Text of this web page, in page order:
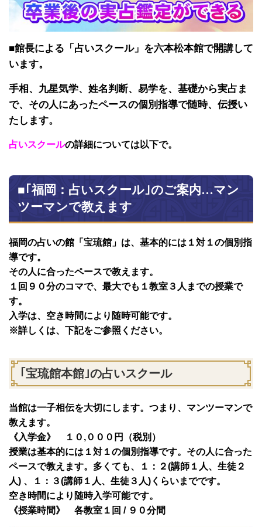
■館長による「占いスクール」を六本松本館で開講して
います。
手相、九星気学、姓名判断、易学を、基礎から実占ま
で、その人にあったペースの個別指導で随時、伝授い
たします。
占いスクールの詳細については以下で。
■｢福岡：占いスクール｣のご案内…マン
ツーマンで教えます
福岡の占いの館「宝琉館」は、基本的には１対１の個別指
導です。
その人に合ったペースで教えます。
１回９０分のコマで、最大でも１教室３人までの授業で
す。
入学は、空き時間により随時可能です。
※詳しくは、下記をご参照ください。
｢宝琉館本館｣の占いスクール
当館は一子相伝を大切にします。つまり、マンツーマンで
教えます。
《入学金》 １０,０００円（税別）
授業は基本的には１対１の個別指導です。その人に合った
ペースで教えます。多くても、１：２(講師１人、生徒２
人) 、１：３(講師１人、生徒３人)くらいまでです。
空き時間により随時入学可能です。
《授業時間》 各教室１回 / ９０分間